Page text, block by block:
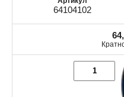
64104102